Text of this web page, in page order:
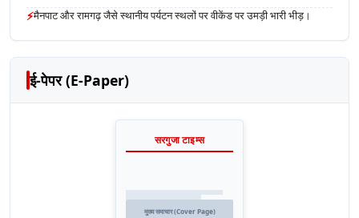
⚡मैनपाट और रामगढ़ जैसे स्थानीय पर्यटन स्थलों पर वीकेंड पर उमड़ी भारी भीड़।
ई-पेपर (E-Paper)
सरगुजा टाइम्स
मुख्य समाचार (Cover Page)